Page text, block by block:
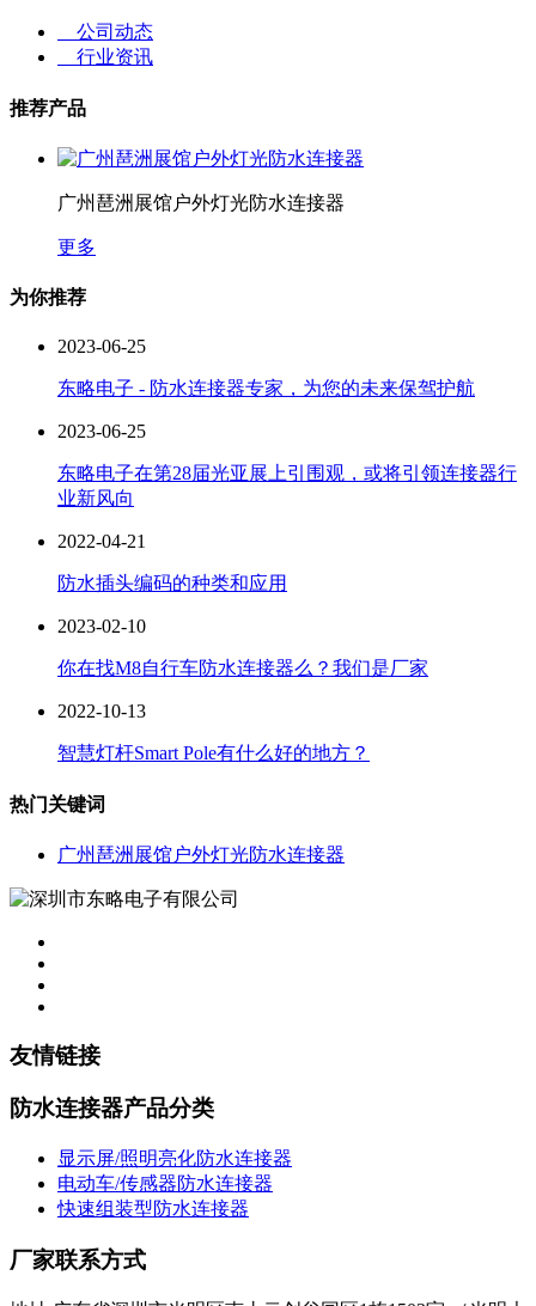
公司动态
行业资讯
推荐产品
广州琶洲展馆户外灯光防水连接器
更多
为你推荐
2023-06-25
东略电子 - 防水连接器专家，为您的未来保驾护航
2023-06-25
东略电子在第28届光亚展上引围观，或将引领连接器行
业新风向
2022-04-21
防水插头编码的种类和应用
2023-02-10
你在找M8自行车防水连接器么？我们是厂家
2022-10-13
智慧灯杆Smart Pole有什么好的地方？
热门关键词
广州琶洲展馆户外灯光防水连接器
友情链接
防水连接器产品分类
显示屏/照明亮化防水连接器
电动车/传感器防水连接器
快速组装型防水连接器
厂家联系方式